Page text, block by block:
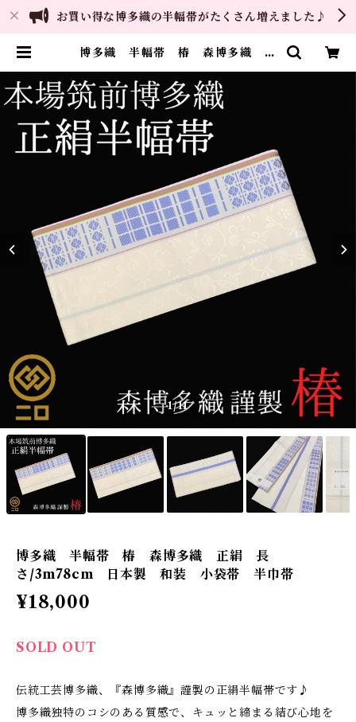
お買い得な博多織の半幅帯がたくさん増えました♪
博多織 半幅帯 椿 森博多織 正
装 小袋帯 半巾帯 | ご縁や 着
物・帯・和装小物 呉服問屋 直販
サイト
1/11
博多織 半幅帯 椿 森博多織 正絹 長
さ/3m78cm 日本製 和装 小袋帯 半巾帯
¥18,000
SOLD OUT
伝統工芸博多織、『森博多織』謹製の正絹半幅帯です♪
博多織独特のコシのある質感で、キュッと締まる結び心地を